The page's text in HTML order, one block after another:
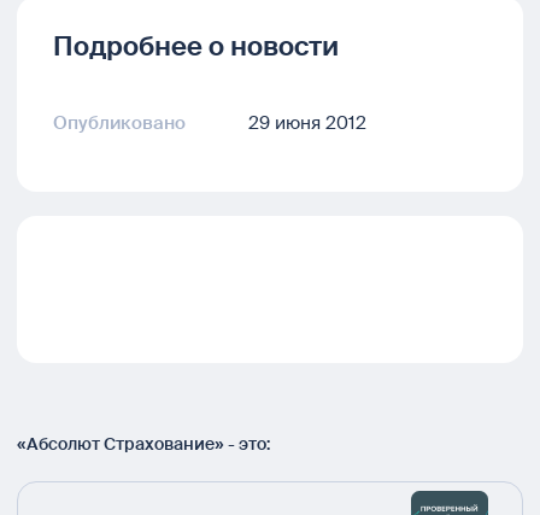
Подробнее о новости
Опубликовано 29 июня 2012
«Абсолют Страхование» - это: